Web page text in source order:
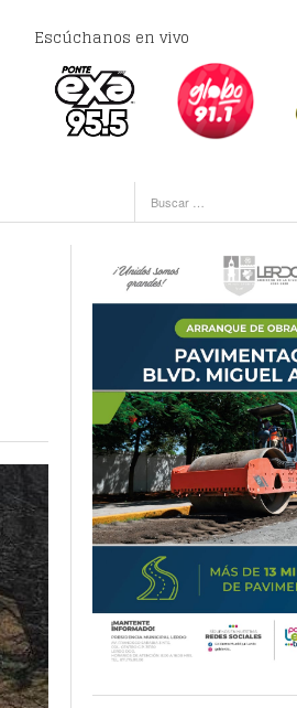
Escúchanos en vivo